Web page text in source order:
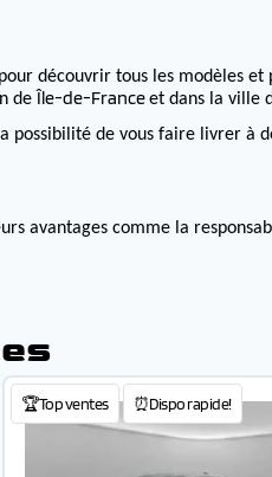
pour découvrir tous les modèles et
de Île-de-Franceet dans la ville
possibilité de vous faire livrer à
avantages comme la
🏆Top ventes ⏰Dispo rapide!